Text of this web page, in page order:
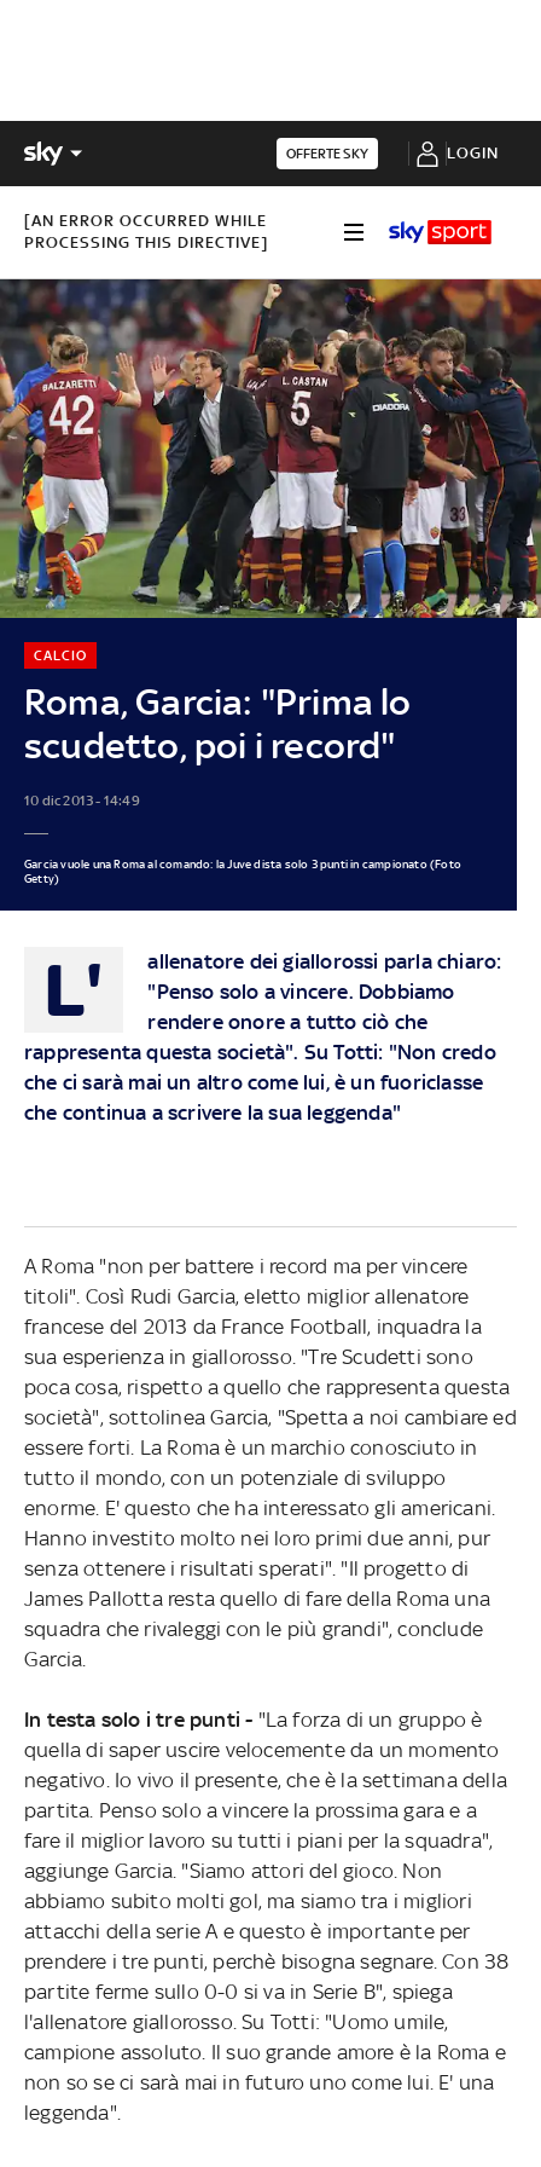
OFFERTE SKY LOGIN
[AN ERROR OCCURRED WHILE
PROCESSING THIS DIRECTIVE]
Roma, Garcia: "Prima lo
scudetto, poi i record"
CALCIO
10 dic 2013 - 14:49
Garcia vuole una Roma al comando: la Juve dista solo 3 punti in campionato (Foto
Getty)
L'
allenatore dei giallorossi parla chiaro:
"Penso solo a vincere. Dobbiamo
rendere onore a tutto ciò che
rappresenta questa società". Su Totti: "Non credo
che ci sarà mai un altro come lui, è un fuoriclasse
che continua a scrivere la sua leggenda"
A Roma "non per battere i record ma per vincere
titoli". Così Rudi Garcia, eletto miglior allenatore
francese del 2013 da France Football, inquadra la
sua esperienza in giallorosso. "Tre Scudetti sono
poca cosa, rispetto a quello che rappresenta questa
società", sottolinea Garcia, "Spetta a noi cambiare ed
essere forti. La Roma è un marchio conosciuto in
tutto il mondo, con un potenziale di sviluppo
enorme. E' questo che ha interessato gli americani.
Hanno investito molto nei loro primi due anni, pur
senza ottenere i risultati sperati". "Il progetto di
James Pallotta resta quello di fare della Roma una
squadra che rivaleggi con le più grandi", conclude
Garcia.
In testa solo i tre punti - "La forza di un gruppo è
quella di saper uscire velocemente da un momento
negativo. Io vivo il presente, che è la settimana della
partita. Penso solo a vincere la prossima gara e a
fare il miglior lavoro su tutti i piani per la squadra",
aggiunge Garcia. "Siamo attori del gioco. Non
abbiamo subito molti gol, ma siamo tra i migliori
attacchi della serie A e questo è importante per
prendere i tre punti, perchè bisogna segnare. Con 38
partite ferme sullo 0-0 si va in Serie B", spiega
l'allenatore giallorosso. Su Totti: "Uomo umile,
campione assoluto. Il suo grande amore è la Roma e
non so se ci sarà mai in futuro uno come lui. E' una
leggenda".